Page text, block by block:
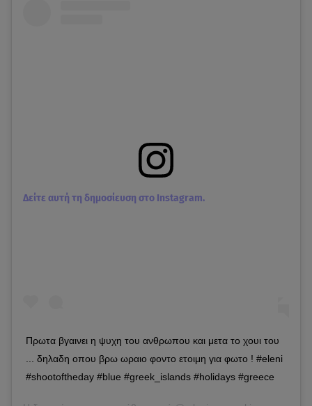
Δείτε αυτή τη δημοσίευση στο Instagram.
Πρωτα βγαινει η ψυχη του ανθρωπου και μετα το χουι του
... δηλαδη οπου βρω ωραιο φοντο ετοιμη για φωτο ! #eleni
#shootoftheday #blue #greek_islands #holidays #greece